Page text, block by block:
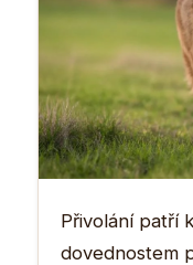
Přivolání patří
dovednostem